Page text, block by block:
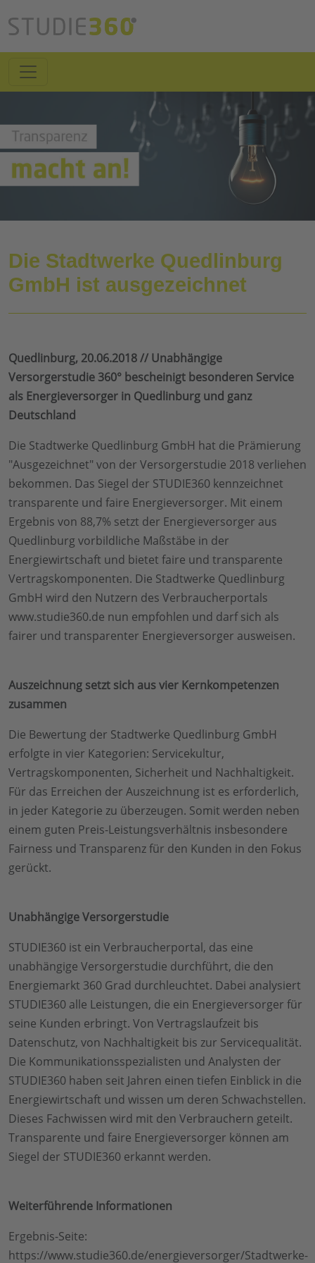
Die Stadtwerke Quedlinburg
GmbH ist ausgezeichnet
Quedlinburg, 20.06.2018 // Unabhängige
Versorgerstudie 360° bescheinigt besonderen Service
als Energieversorger in Quedlinburg und ganz
Deutschland
Die Stadtwerke Quedlinburg GmbH hat die Prämierung
"Ausgezeichnet" von der Versorgerstudie 2018 verliehen
bekommen. Das Siegel der STUDIE360 kennzeichnet
transparente und faire Energieversorger. Mit einem
Ergebnis von 88,7% setzt der Energieversorger aus
Quedlinburg vorbildliche Maßstäbe in der
Energiewirtschaft und bietet faire und transparente
Vertragskomponenten. Die Stadtwerke Quedlinburg
GmbH wird den Nutzern des Verbraucherportals
www.studie360.de nun empfohlen und darf sich als
fairer und transparenter Energieversorger ausweisen.
Auszeichnung setzt sich aus vier Kernkompetenzen
zusammen
Die Bewertung der Stadtwerke Quedlinburg GmbH
erfolgte in vier Kategorien: Servicekultur,
Vertragskomponenten, Sicherheit und Nachhaltigkeit.
Für das Erreichen der Auszeichnung ist es erforderlich,
in jeder Kategorie zu überzeugen. Somit werden neben
einem guten Preis-Leistungsverhältnis insbesondere
Fairness und Transparenz für den Kunden in den Fokus
gerückt.
Unabhängige Versorgerstudie
STUDIE360 ist ein Verbraucherportal, das eine
unabhängige Versorgerstudie durchführt, die den
Energiemarkt 360 Grad durchleuchtet. Dabei analysiert
STUDIE360 alle Leistungen, die ein Energieversorger für
seine Kunden erbringt. Von Vertragslaufzeit bis
Datenschutz, von Nachhaltigkeit bis zur Servicequalität.
Die Kommunikationsspezialisten und Analysten der
STUDIE360 haben seit Jahren einen tiefen Einblick in die
Energiewirtschaft und wissen um deren Schwachstellen.
Dieses Fachwissen wird mit den Verbrauchern geteilt.
Transparente und faire Energieversorger können am
Siegel der STUDIE360 erkannt werden.
Weiterführende Informationen
Ergebnis-Seite:
https://www.studie360.de/energieversorger/Stadtwerke-